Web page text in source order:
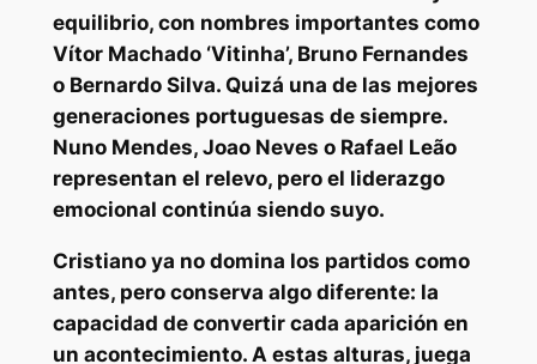
equilibrio, con nombres importantes como
Vítor Machado ‘Vitinha’, Bruno Fernandes
o Bernardo Silva. Quizá una de las mejores
generaciones portuguesas de siempre.
Nuno Mendes, Joao Neves o Rafael Leão
representan el relevo, pero el liderazgo
emocional continúa siendo suyo.
Cristiano ya no domina los partidos como
antes, pero conserva algo diferente: la
capacidad de convertir cada aparición en
un acontecimiento. A estas alturas, juega